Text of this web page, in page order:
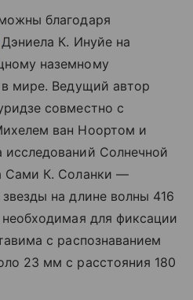
благодаря
Дэниела К. Инуйе на
наземному
мире. Ведущий автор
совместно с
ван Ноортом и
Солнечной
Сами К. Соланки —
на длине волны 416
для фиксации
с распознаванием
23 мм с расстояния 180